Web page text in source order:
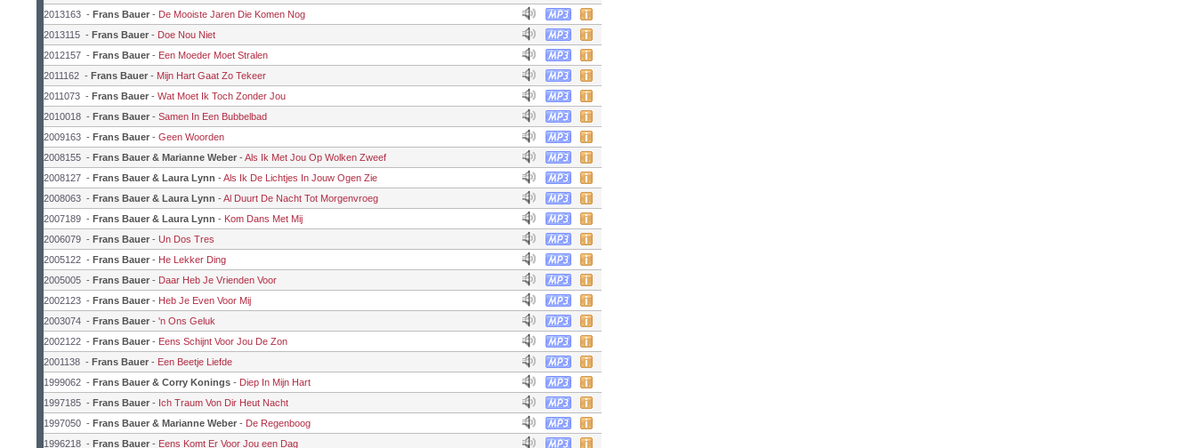
2013163 - Frans Bauer - De Mooiste Jaren Die Komen Nog
2013115 - Frans Bauer - Doe Nou Niet
2012157 - Frans Bauer - Een Moeder Moet Stralen
2011162 - Frans Bauer - Mijn Hart Gaat Zo Tekeer
2011073 - Frans Bauer - Wat Moet Ik Toch Zonder Jou
2010018 - Frans Bauer - Samen In Een Bubbelbad
2009163 - Frans Bauer - Geen Woorden
2008155 - Frans Bauer & Marianne Weber -Als Ik Met Jou Op Wolken Zweef
2008127 - Frans Bauer & Laura Lynn -Als Ik De Lichtjes In Jouw Ogen Zie
2008063 - Frans Bauer & Laura Lynn -Al Duurt De Nacht Tot Morgenvroeg
2007189 - Frans Bauer & Laura Lynn - Kom Dans Met Mij
2006079 - Frans Bauer - Un Dos Tres
2005122 - Frans Bauer - He Lekker Ding
2005005 - Frans Bauer - Daar Heb Je Vrienden Voor
2002123 - Frans Bauer - Heb Je Even Voor Mij
2003074 - Frans Bauer - 'n Ons Geluk
2002122 - Frans Bauer - Eens Schijnt Voor Jou De Zon
2001138 - Frans Bauer - Een Beetje Liefde
1999062 - Frans Bauer & Corry Konings - Diep In Mijn Hart
1997185 - Frans Bauer - Ich Traum Von Dir Heut Nacht
1997050 - Frans Bauer & Marianne Weber - De Regenboog
1996218 - Frans Bauer - Eens Komt Er Voor Jou een Dag